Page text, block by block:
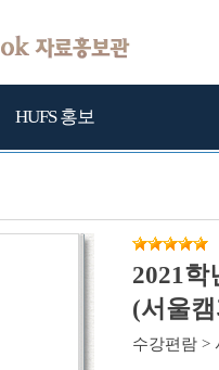
HUFS 홍보
2021학
(서울
수강편람 >